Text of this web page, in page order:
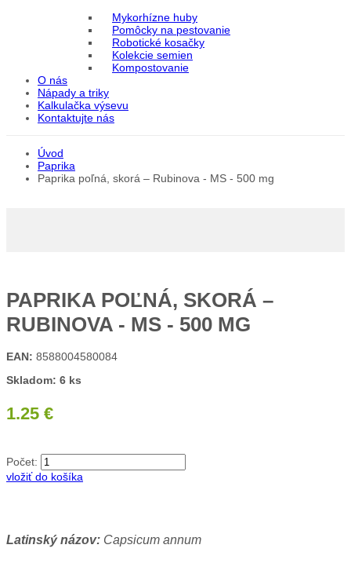
Mykorhízne huby
Pomôcky na pestovanie
Robotické kosačky
Kolekcie semien
Kompostovanie
O nás
Nápady a triky
Kalkulačka výsevu
Kontaktujte nás
Úvod
Paprika
Paprika poľná, skorá – Rubinova - MS - 500 mg
PAPRIKA POĽNÁ, SKORÁ –
RUBINOVA - MS - 500 MG
EAN: 8588004580084
Skladom: 6 ks
1.25 €
Počet:
vložiť do košíka
Latinský názov: Capsicum annum